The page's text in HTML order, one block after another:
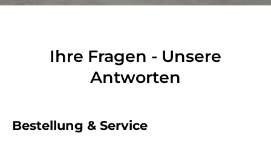
Ihre Fragen - Unsere
Antworten
Bestellung & Service